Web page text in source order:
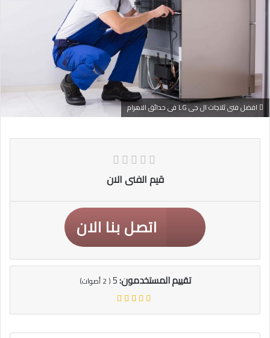
افضل فنى ثلاجات ال جى LG فى حدائق الاهرام
قيم الفنى الان
اتصل بنا الان
تقييم المستخدمون:5
(
2أصوات)